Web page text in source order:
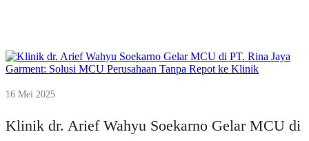
16 Mei 2025
Klinik dr. Arief Wahyu Soekarno Gelar MCU di